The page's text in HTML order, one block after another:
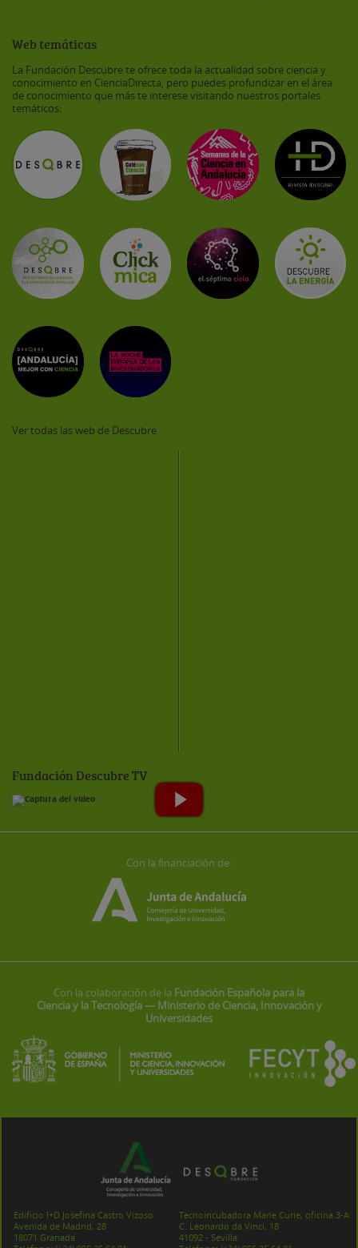
Web temáticas
La Fundación Descubre te ofrece toda la actualidad sobre ciencia y
conocimiento en CienciaDirecta, pero puedes profundizar en el área
de conocimiento que más te interese visitando nuestros portales
temáticos:
Ver todas las web de Descubre
Fundación Descubre TV
Con la financiación de:
Con la colaboración de la Fundación Española para la
Ciencia y la Tecnología — Ministerio de Ciencia, Innovación y
Universidades
Edificio I+D Josefina Castro Vizoso
Avenida de Madrid, 28
18071 Granada
Tecnoincubadora Marie Curie, oficina 3-A
C. Leonardo da Vinci, 18
41092 - Sevilla